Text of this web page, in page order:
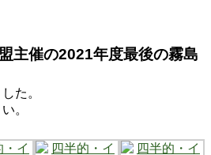
主催の2021年度最後の霧島
た。
。